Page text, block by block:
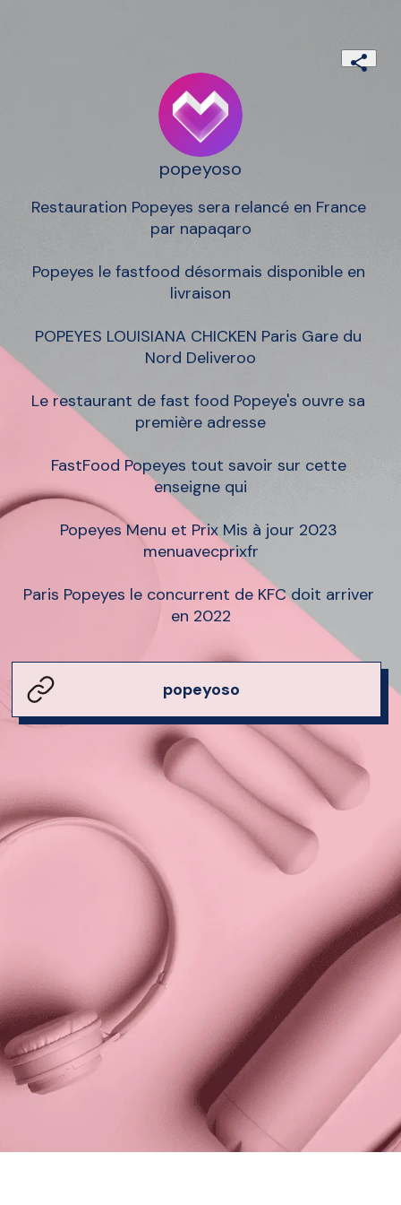
popeyoso
Restauration Popeyes sera relancé en France
par napaqaro
Popeyes le fastfood désormais disponible en
livraison
POPEYES LOUISIANA CHICKEN Paris Gare du
Nord Deliveroo
Le restaurant de fast food Popeye's ouvre sa
première adresse
FastFood Popeyes tout savoir sur cette
enseigne qui
Popeyes Menu et Prix Mis à jour 2023
menuavecprixfr
Paris Popeyes le concurrent de KFC doit arriver
en 2022
popeyoso